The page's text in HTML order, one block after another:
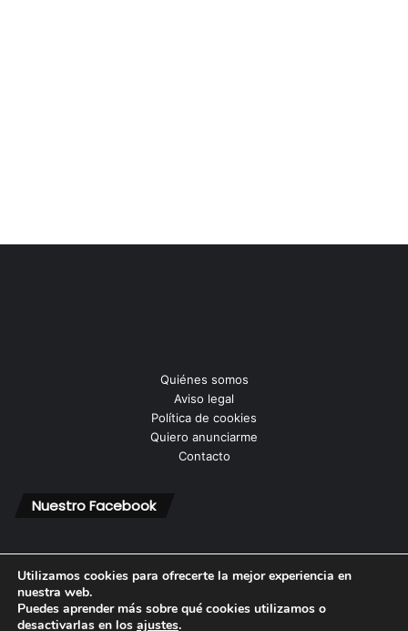
Quiénes somos
Aviso legal
Política de cookies
Quiero anunciarme
Contacto
Nuestro Facebook
© Copyright 2026, Todos los derechos reservados |
Utilizamos cookies para ofrecerte la mejor experiencia en
nuestra web.
Puedes aprender más sobre qué cookies utilizamos o
desactivarlas en los ajustes.